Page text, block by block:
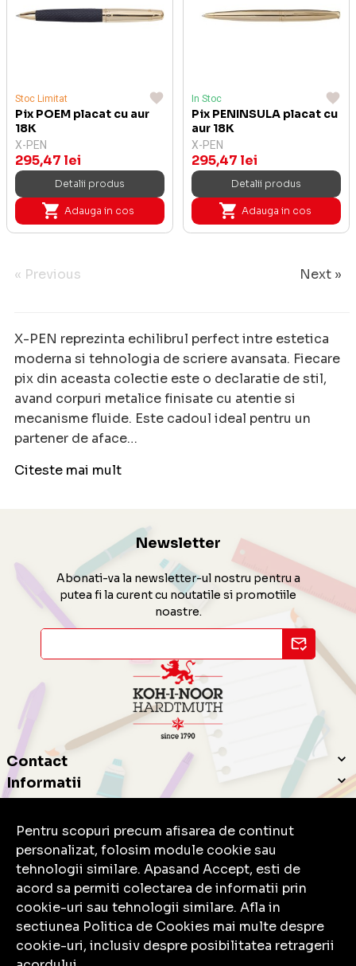
Stoc Limitat
Pix POEM placat cu aur
18K
X-PEN
295,47 lei
Detalii produs
Adauga in cos
In Stoc
Pix PENINSULA placat cu
aur 18K
X-PEN
295,47 lei
Detalii produs
Adauga in cos
« Previous Next »
X-PEN reprezinta echilibrul perfect intre estetica
moderna si tehnologia de scriere avansata. Fiecare
pix din aceasta colectie este o declaratie de stil,
avand corpuri metalice finisate cu atentie si
mecanisme fluide. Este cadoul ideal pentru un
partener de aface…
Citeste mai mult
Contact
Informatii
Newsletter
Abonati-va la newsletter-ul nostru pentru a
putea fi la curent cu noutatile si promotiile
noastre.
© Copyright 2026 Koh-I-Noor.Toate drepturile rezervate.
Pentru scopuri precum afisarea de continut
personalizat, folosim module cookie sau
tehnologii similare. Apasand Accept, esti de
acord sa permiti colectarea de informatii prin
cookie-uri sau tehnologii similare. Afla in
sectiunea Politica de Cookies mai multe despre
cookie-uri, inclusiv despre posibilitatea retragerii